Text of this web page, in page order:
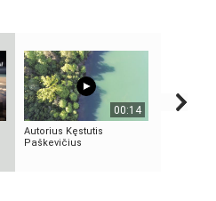
00:14
Autorius Kęstutis
Paškevičius